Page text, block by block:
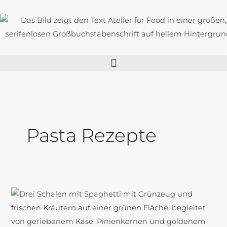
Inhalt
springen
Pasta Rezepte
Spaghetti
mit
Knoblauch